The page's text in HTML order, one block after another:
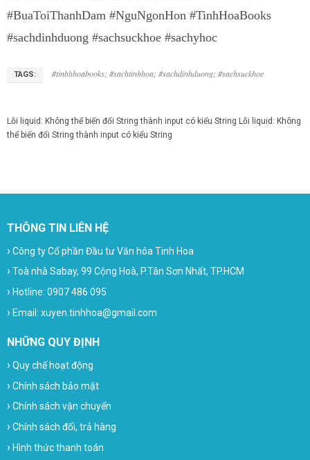
#BuaToiThanhDam #NguNgonHon #TinhHoaBooks
#sachdinhduong #sachsuckhoe #sachyhoc
TAGS: #tinhhhoabooks; #sachtinhhoa; #sachdinhduong; #sachsuckhoe
Lỗi liquid: Không thể biến đổi String thành input có kiểu String Lỗi liquid: Không
thể biến đổi String thành input có kiểu String
THÔNG TIN LIÊN HỆ
› Công ty Cổ phần Đầu tư Văn hóa Tinh Hoa
› Toà nhà Sabay, 99 Cộng Hoà, P.Tân Sơn Nhất, TP.HCM
› Hotline: 0907 486 095
› Email: xuyen.tinhhoa@gmail.com
NHỮNG QUY ĐỊNH
› Quy chế hoạt động
› Chính sách bảo mật
› Chính sách vận chuyển
› Chính sách đổi, trả hàng
› Hình thức thanh toán